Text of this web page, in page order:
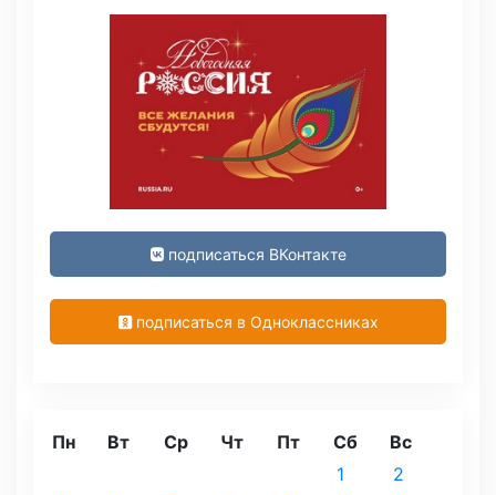
подписаться ВКонтакте
подписаться в Одноклассниках
Пн Вт Ср Чт Пт Сб Вс
1
2